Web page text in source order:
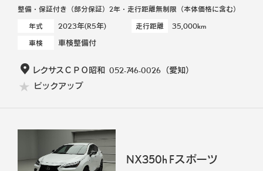
整備・保証付き（部分保証）2年・走行距離無制限（本体価格に含む）
年式
2023年(R5年) 走行距離 35,000km
車検 車検整備付
レクサスＣＰＯ昭和 052-746-0026（愛知）
ピックアップ
NX350h Fスポーツ